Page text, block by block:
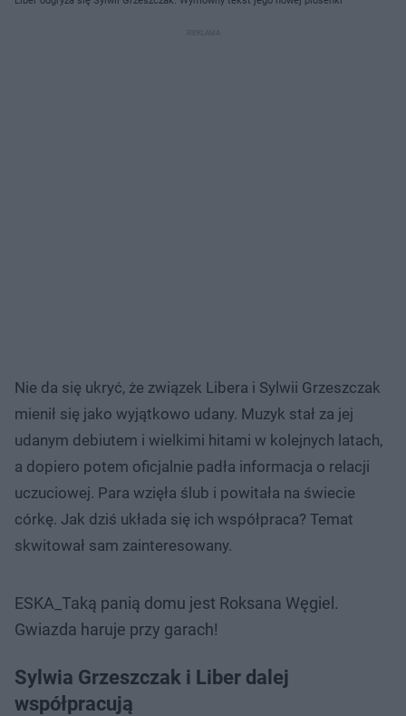
Nie da się ukryć, że związek Libera i Sylwii Grzeszczak
mienił się jako wyjątkowo udany. Muzyk stał za jej
udanym debiutem i wielkimi hitami w kolejnych latach,
a dopiero potem oficjalnie padła informacja o relacji
uczuciowej. Para wzięła ślub i powitała na świecie
córkę. Jak dziś układa się ich współpraca? Temat
skwitował sam zainteresowany.
ESKA_Taką panią domu jest Roksana Węgiel.
Gwiazda haruje przy garach!
Sylwia Grzeszczak i Liber dalej
współpracują